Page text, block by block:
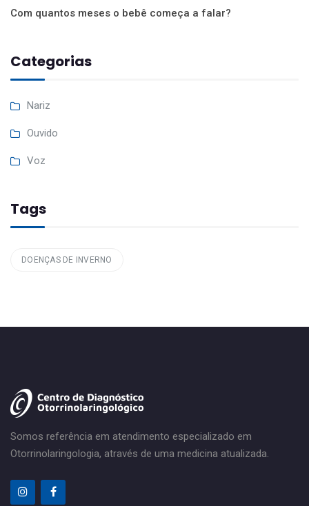
Com quantos meses o bebê começa a falar?
Categorias
Nariz
Ouvido
Voz
Tags
DOENÇAS DE INVERNO
Somos referência em atendimento especializado em
Otorrinolaringologia, através de uma medicina atualizada.